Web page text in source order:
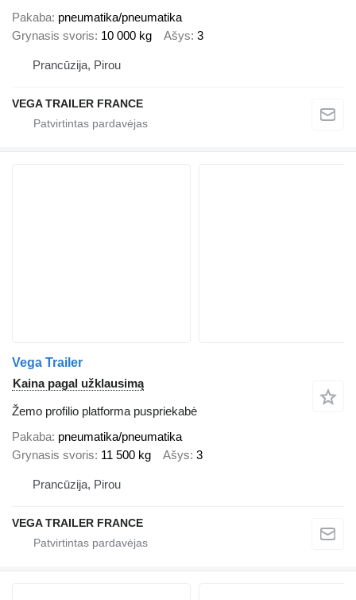
Pakaba pneumatika/pneumatika
Grynasis svoris 10 000 kg Ašys 3
Prancūzija, Pirou
VEGA TRAILER FRANCE
Vega Trailer
Kaina pagal užklausimą
Žemo profilio platforma puspriekabė
Pakaba pneumatika/pneumatika
Grynasis svoris 11 500 kg Ašys 3
Prancūzija, Pirou
VEGA TRAILER FRANCE